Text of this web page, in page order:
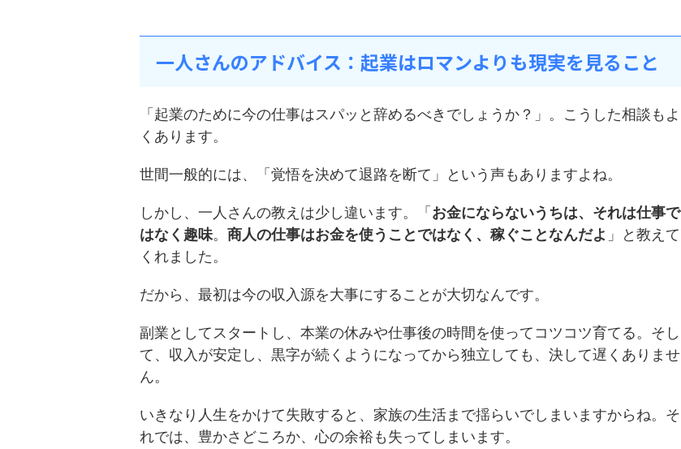
一人さんのアドバイス：起業はロマンよりも現実を見ること
「起業のために今の仕事はスパッと辞めるべきでしょうか？」。こうした相談もよ
くあります。
世間一般的には、「覚悟を決めて退路を断て」という声もありますよね。
しかし、一人さんの教えは少し違います。「 お金にならないうちは、それは仕事で
はなく趣味。 商人の仕事はお金を使うことではなく、稼ぐことなんだよ 」と教えて
くれました。
だから、最初は今の収入源を大事にすることが大切なんです。
副業としてスタートし、本業の休みや仕事後の時間を使ってコツコツ育てる。そし
て、収入が安定し、黒字が続くようになってから独立しても、決して遅くありませ
ん。
いきなり人生をかけて失敗すると、家族の生活まで揺らいでしまいますからね。そ
れでは、豊かさどころか、心の余裕も失ってしまいます。